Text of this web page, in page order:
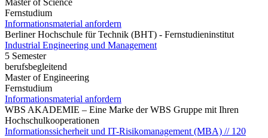
Master of Science
Fernstudium
Informationsmaterial anfordern
Berliner Hochschule für Technik (BHT) - Fernstudieninstitut
Industrial Engineering und Management
5 Semester
berufsbegleitend
Master of Engineering
Fernstudium
Informationsmaterial anfordern
WBS AKADEMIE – Eine Marke der WBS Gruppe mit Ihren
Hochschulkooperationen
Informationssicherheit und IT-Risikomanagement (MBA) // 120